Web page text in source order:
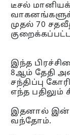
டீசல்
முதல் 70
இந்த
8ஆம் தேதி
சந்திப்பு
எந்த பதிலும்
இதனால்
வந்தோம்.